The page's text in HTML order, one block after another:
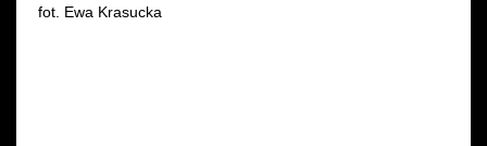
fot. Ewa Krasucka